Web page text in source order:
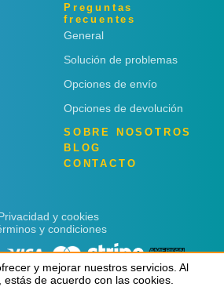
Preguntas
frecuentes
General
Solución de problemas
Opciones de envío
Opciones de devolución
SOBRE NOSOTROS
BLOG
CONTACTO
y cookies
y condiciones
y mejorar nuestros servicios. Al
de acuerdo con las cookies.
y mejorar nuestros servicios. Al
de acuerdo con las cookies.